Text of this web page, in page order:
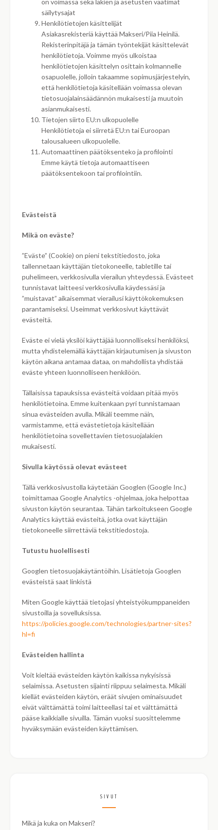
on voimassa sekä lakien ja asetusten vaatimat
säilytysajat
Henkilötietojen käsittelijät
Asiakasrekisteriä käyttää Makseri/Piia Heinilä.
Rekisterinpitäjä ja tämän työntekijät käsittelevät
henkilötietoja. Voimme myös ulkoistaa
henkilötietojen käsittelyn osittain kolmannelle
osapuolelle, jolloin takaamme sopimusjärjestelyin,
että henkilötietoja käsitellään voimassa olevan
tietosuojalainsäädännön mukaisesti ja muutoin
asianmukaisesti.
Tietojen siirto EU:n ulkopuolelle
Henkilötietoja ei siirretä EU:n tai Euroopan
talousalueen ulkopuolelle.
Automaattinen päätöksenteko ja profilointi
Emme käytä tietoja automaattiseen
päätöksentekoon tai profilointiin.
Evästeistä
Mikä on eväste?
”Eväste” (Cookie) on pieni tekstitiedosto, joka
tallennetaan käyttäjän tietokoneelle, tabletille tai
puhelimeen, verkkosivulla vierailun yhteydessä. Evästeet
tunnistavat laitteesi verkkosivulla käydessäsi ja
”muistavat” aikaisemmat vierailusi käyttökokemuksen
parantamiseksi. Useimmat verkkosivut käyttävät
evästeitä.
Eväste ei vielä yksilöi käyttäjää luonnolliseksi henkilöksi,
mutta yhdistelemällä käyttäjän kirjautumisen ja sivuston
käytön aikana antamaa dataa, on mahdollista yhdistää
eväste yhteen luonnolliseen henkilöön.
Tällaisissa tapauksissa evästeitä voidaan pitää myös
henkilötietoina. Emme kuitenkaan pyri tunnistamaan
sinua evästeiden avulla. Mikäli teemme näin,
varmistamme, että evästetietoja käsitellään
henkilötietoina sovellettavien tietosuojalakien
mukaisesti.
Sivulla käytössä olevat evästeet
Tällä verkkosivustolla käytetään Googlen (Google Inc.)
toimittamaa Google Analytics -ohjelmaa, joka helpottaa
sivuston käytön seurantaa. Tähän tarkoitukseen Google
Analytics käyttää evästeitä, jotka ovat käyttäjän
tietokoneelle siirrettäviä tekstitiedostoja.
Tutustu huolellisesti
Googlen tietosuojakäytäntöihin. Lisätietoja Googlen
evästeistä saat linkistä
Miten Google käyttää tietojasi yhteistyökumppaneiden
sivustoilla ja sovelluksissa.
https://policies.google.com/technologies/partner-sites?
hl=fi
Evästeiden hallinta
Voit kieltää evästeiden käytön kaikissa nykyisissä
selaimissa. Asetusten sijainti riippuu selaimesta. Mikäli
kiellät evästeiden käytön, eräät sivujen ominaisuudet
eivät välttämättä toimi laitteellasi tai et välttämättä
pääse kaikkialle sivuilla. Tämän vuoksi suosittelemme
hyväksymään evästeiden käyttämisen.
SIVUT
Mikä ja kuka on Makseri?